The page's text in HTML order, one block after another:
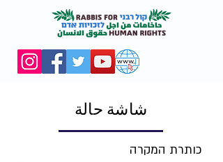
شاشة حالة
כותרת המקרה